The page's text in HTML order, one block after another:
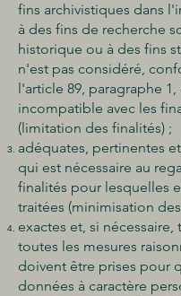
fins archivistiques dans
à des fins de recherche
historique ou à des fins
n'est pas considéré,
l'article 89, paragraphe
incompatible avec les
(limitation des finalités) ;
adéquates, pertinentes
qui est nécessaire au
finalités pour lesquelles
traitées (minimisation
exactes et, si nécessaire,
toutes les mesures
doivent être prises pour
données à caractère